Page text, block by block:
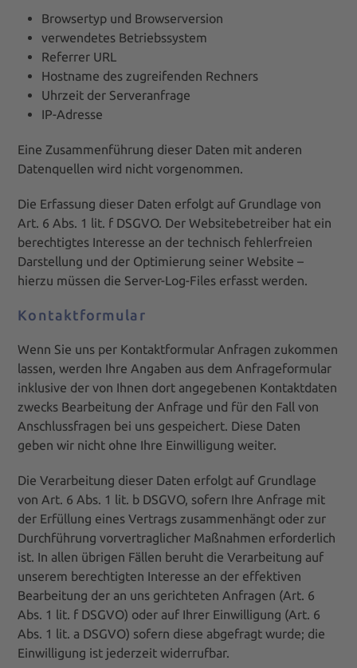
Browsertyp und Browserversion
verwendetes Betriebssystem
Referrer URL
Hostname des zugreifenden Rechners
Uhrzeit der Serveranfrage
IP-Adresse
Eine Zusammenführung dieser Daten mit anderen
Datenquellen wird nicht vorgenommen.
Die Erfassung dieser Daten erfolgt auf Grundlage von
Art. 6 Abs. 1 lit. f DSGVO. Der Websitebetreiber hat ein
berechtigtes Interesse an der technisch fehlerfreien
Darstellung und der Optimierung seiner Website –
hierzu müssen die Server-Log-Files erfasst werden.
Kontaktformular
Wenn Sie uns per Kontaktformular Anfragen zukommen
lassen, werden Ihre Angaben aus dem Anfrageformular
inklusive der von Ihnen dort angegebenen Kontaktdaten
zwecks Bearbeitung der Anfrage und für den Fall von
Anschlussfragen bei uns gespeichert. Diese Daten
geben wir nicht ohne Ihre Einwilligung weiter.
Die Verarbeitung dieser Daten erfolgt auf Grundlage
von Art. 6 Abs. 1 lit. b DSGVO, sofern Ihre Anfrage mit
der Erfüllung eines Vertrags zusammenhängt oder zur
Durchführung vorvertraglicher Maßnahmen erforderlich
ist. In allen übrigen Fällen beruht die Verarbeitung auf
unserem berechtigten Interesse an der effektiven
Bearbeitung der an uns gerichteten Anfragen (Art. 6
Abs. 1 lit. f DSGVO) oder auf Ihrer Einwilligung (Art. 6
Abs. 1 lit. a DSGVO) sofern diese abgefragt wurde; die
Einwilligung ist jederzeit widerrufbar.